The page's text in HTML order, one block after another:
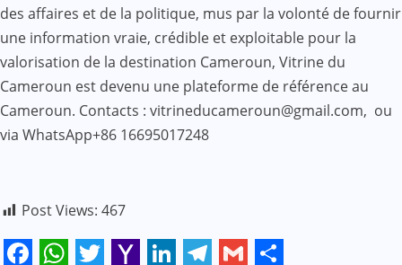
des affaires et de la politique, mus par la volonté de fournir
une information vraie, crédible et exploitable pour la
valorisation de la destination Cameroun, Vitrine du
Cameroun est devenu une plateforme de référence au
Cameroun. Contacts : vitrineducameroun@gmail.com, ou
via WhatsApp+86 16695017248
Post Views: 467